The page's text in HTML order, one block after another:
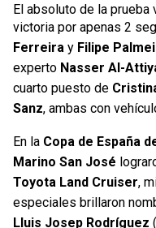
El absoluto de la prueba
victoria por apenas 2
Ferreira y Filipe
experto Nasser Al-
cuarto puesto de
Sanz, ambas con
En la Copa de España
Marino San José
Toyota Land Cruiser,
especiales brillaron
Lluis Josep Rodríguez